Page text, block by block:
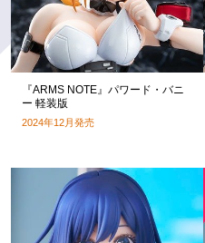
『ARMS NOTE』パワード・バニ
ー 軽装版
2024年12月発売